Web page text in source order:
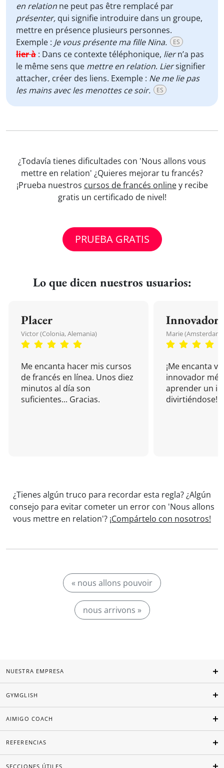
en relation ne peut pas être remplacé par
présenter, qui signifie introduire dans un groupe,
mettre en présence plusieurs personnes.
Exemple : Je vous présente ma fille Nina. ES
lier à : Dans ce contexte téléphonique, liern’a pas
le même sens que mettre en relation. Liersignifier
attacher, créer des liens. Exemple : Ne me lie pas
les mains avec les menottes ce soir.
ES
¿Todavía tienes dificultades con 'Nous allons vous
mettre en relation' ¿Quieres mejorar tu francés?
¡Prueba nuestros cursos de francés onliney recibe
gratis un certificado de nivel!
PRUEBA GRATIS
Lo que dicen nuestros usuarios:
Placer
Victor (Colonia, Alemania)
Me encanta hacer mis cursos
de francés en línea. Unos diez
minutos al día son
suficientes... Gracias.
Innovador
Marie (Amsterdam,
¡Me encanta
innovador
aprender un
divirtiéndose!
¿Tienes algún truco para recordar esta regla? ¿Algún
consejo para evitar cometer un error con 'Nous allons
vous mettre en relation'? ¡Compártelo con nosotros!
« nous allons pouvoir
nous arrivons »
NUESTRA EMPRESA
GYMGLISH
AIMIGO COACH
REFERENCIAS
SECCIONES ÚTILES